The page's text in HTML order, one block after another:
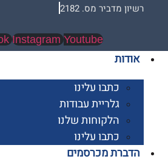
מדביר מס. 2182
Facebook Instagram
כתבו עלינו
גלריית עבודות
הלקוחות שלנו
כתבו עלינו
מכרסמים